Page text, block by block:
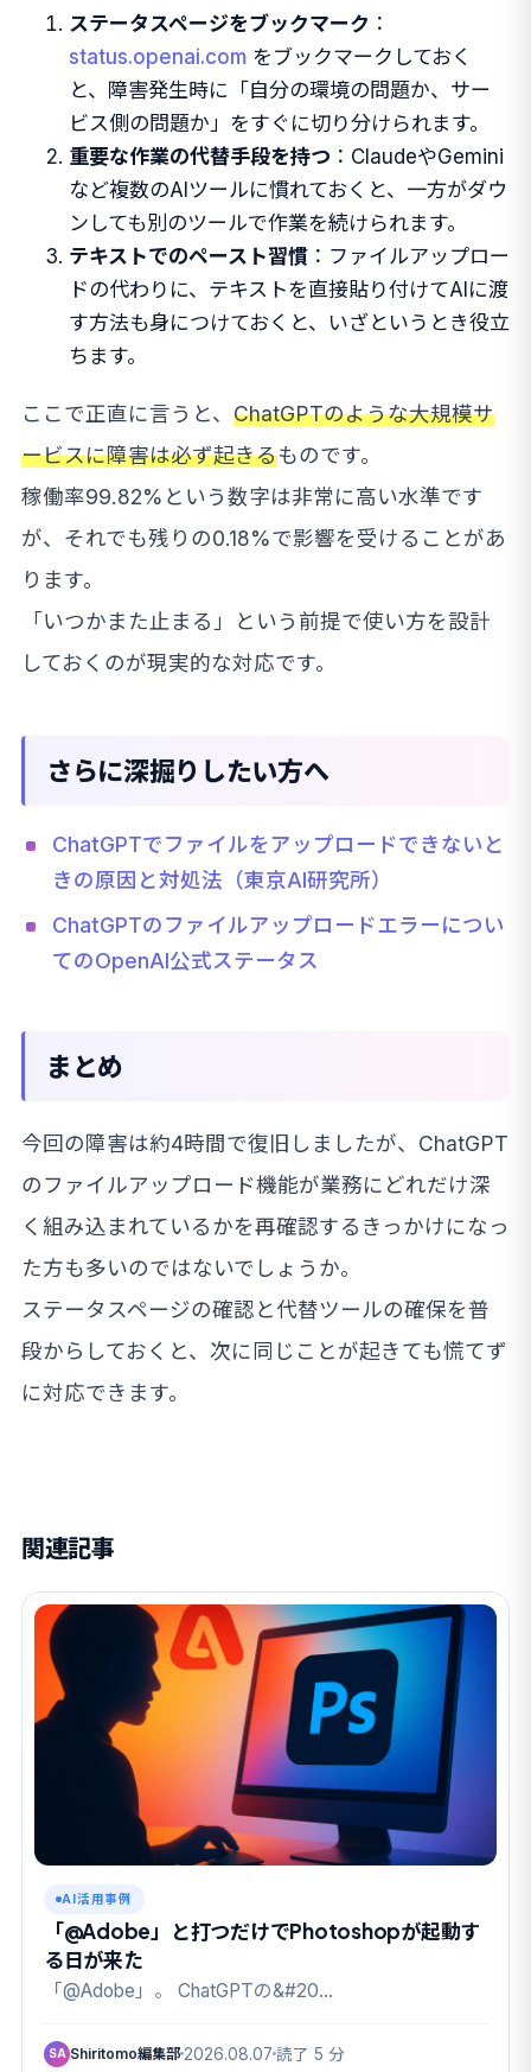
ステータスページをブックマーク ：
status.openai.com をブックマークしておく
と、障害発生時に「自分の環境の問題か、サー
ビス側の問題か」をすぐに切り分けられます。
重要な作業の代替手段を持つ ：ClaudeやGemini
など複数のAIツールに慣れておくと、一方がダウ
ンしても別のツールで作業を続けられます。
テキストでのペースト習慣 ：ファイルアップロー
ドの代わりに、テキストを直接貼り付けてAIに渡
す方法も身につけておくと、いざというとき役立
ちます。
ここで正直に言うと、 ChatGPTのような大規模サ
ービスに障害は必ず起きるものです。
稼働率99.82%という数字は非常に高い水準です
が、それでも残りの0.18%で影響を受けることがあ
ります。
「いつかまた止まる」という前提で使い方を設計
しておくのが現実的な対応です。
さらに深掘りしたい方へ
ChatGPTでファイルをアップロードできないと
きの原因と対処法（東京AI研究所）
ChatGPTのファイルアップロードエラーについ
てのOpenAI公式ステータス
まとめ
今回の障害は約4時間で復旧しましたが、ChatGPT
のファイルアップロード機能が業務にどれだけ深
く組み込まれているかを再確認するきっかけになっ
た方も多いのではないでしょうか。
ステータスページの確認と代替ツールの確保を普
段からしておくと、次に同じことが起きても慌てず
に対応できます。
関連記事
AI活用事例
「@Adobe」と打つだけでPhotoshopが起動す
る日が来た
「@Adobe」。 ChatGPTの&#20…
SA Shiritomo編集部 2026.08.07 読了 5 分